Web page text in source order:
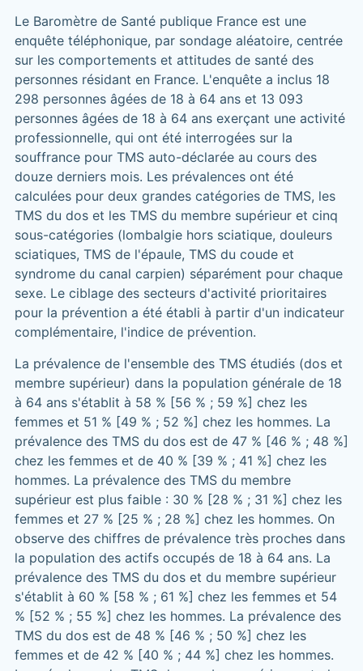
Le Baromètre de Santé publique France est une
enquête téléphonique, par sondage aléatoire, centrée
sur les comportements et attitudes de santé des
personnes résidant en France. L'enquête a inclus 18
298 personnes âgées de 18 à 64 ans et 13 093
personnes âgées de 18 à 64 ans exerçant une activité
professionnelle, qui ont été interrogées sur la
souffrance pour TMS auto-déclarée au cours des
douze derniers mois. Les prévalences ont été
calculées pour deux grandes catégories de TMS, les
TMS du dos et les TMS du membre supérieur et cinq
sous-catégories (lombalgie hors sciatique, douleurs
sciatiques, TMS de l'épaule, TMS du coude et
syndrome du canal carpien) séparément pour chaque
sexe. Le ciblage des secteurs d'activité prioritaires
pour la prévention a été établi à partir d'un indicateur
complémentaire, l'indice de prévention.
La prévalence de l'ensemble des TMS étudiés (dos et
membre supérieur) dans la population générale de 18
à 64 ans s'établit à 58 % [56 % ; 59 %] chez les
femmes et 51 % [49 % ; 52 %] chez les hommes. La
prévalence des TMS du dos est de 47 % [46 % ; 48 %]
chez les femmes et de 40 % [39 % ; 41 %] chez les
hommes. La prévalence des TMS du membre
supérieur est plus faible : 30 % [28 % ; 31 %] chez les
femmes et 27 % [25 % ; 28 %] chez les hommes. On
observe des chiffres de prévalence très proches dans
la population des actifs occupés de 18 à 64 ans. La
prévalence des TMS du dos et du membre supérieur
s'établit à 60 % [58 % ; 61 %] chez les femmes et 54
% [52 % ; 55 %] chez les hommes. La prévalence des
TMS du dos est de 48 % [46 % ; 50 %] chez les
femmes et de 42 % [40 % ; 44 %] chez les hommes.